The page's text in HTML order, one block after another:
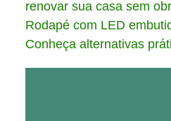
Rodapé com LED
Conheça alternativas